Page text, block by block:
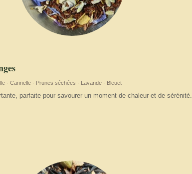
· Cannelle · Prunes séchées · Lavande · Bleuet
parfaite pour savourer un moment de chaleur et de sérénité.